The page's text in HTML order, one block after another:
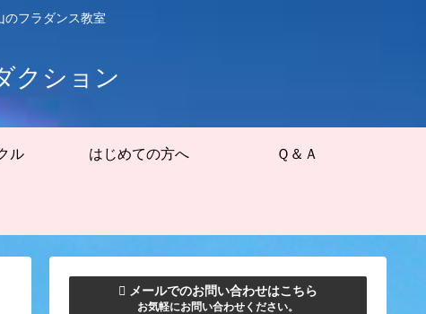
フラダンス教室
クション
ル はじめての方へ Ｑ＆Ａ
メールでのお問い合わせはこちら
お気軽にお問い合わせください。